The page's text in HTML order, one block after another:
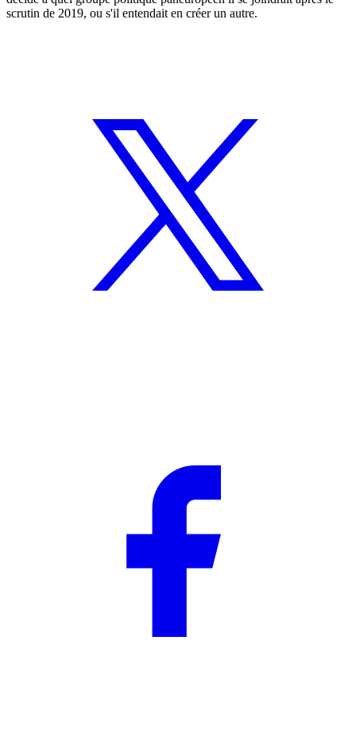
scrutin de 2019, ou s'il entendait en créer un autre.